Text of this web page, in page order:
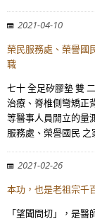
2021-04-10
榮民服務處、榮譽國
職
七十 全足矽膠墊 雙
治療、脊椎側彎矯正
等醫事人員開立的量
服務處、榮譽國民 之
2021-02-26
本功，也是老祖宗千
「望聞問切」，是